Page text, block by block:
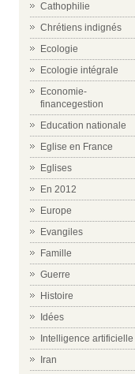
Cathophilie
Chrétiens indignés
Ecologie
Ecologie intégrale
Economie-
financegestion
Education nationale
Eglise en France
Eglises
En 2012
Europe
Evangiles
Famille
Guerre
Histoire
Idées
Intelligence artificielle
Iran